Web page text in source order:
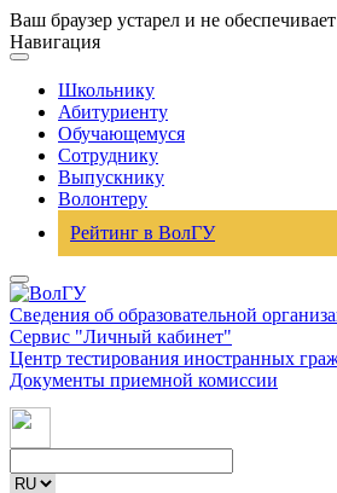
Ваш браузер устарел и не
Навигация
Школьнику
Абитуриенту
Обучающемуся
Сотруднику
Выпускнику
Волонтеру
Рейтинг в ВолГУ
Сведения об образовательной
Сервис "Личный кабинет"
Центр тестирования иностранных
Документы приемной комиссии